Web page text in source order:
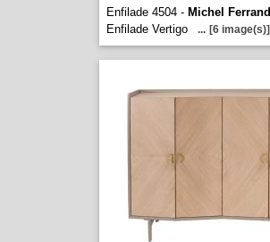
Enfilade 4504 - Michel Ferrand
Enfilade Vertigo
... [6 image(s)]